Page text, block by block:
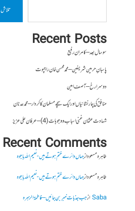
تلاش
Recent Posts
سو سال بعد – کامران رفیع
پاسبانِ حرمین شریفین – محمد محسن خان راجپوت
دوسرا رخ – آصف امین
منافق کی چار نشانیاں اور ایک سچے مسلمان کا کردار – محمد عدنان
شہادت عثمان غنی اسباب و وجوہات (4) – عرفان علی عزیز
Recent Comments
طاہرہ مسعودازجہاں دائرے ختم ہوتے ہیں- نعیم اللہ باجوہ
طاہرہ مسعودازجہاں دائرے ختم ہوتے ہیں- نعیم اللہ باجوہ
Sabaازجب جذبات خبر بن جائیں – فاطمۃالزہرہ